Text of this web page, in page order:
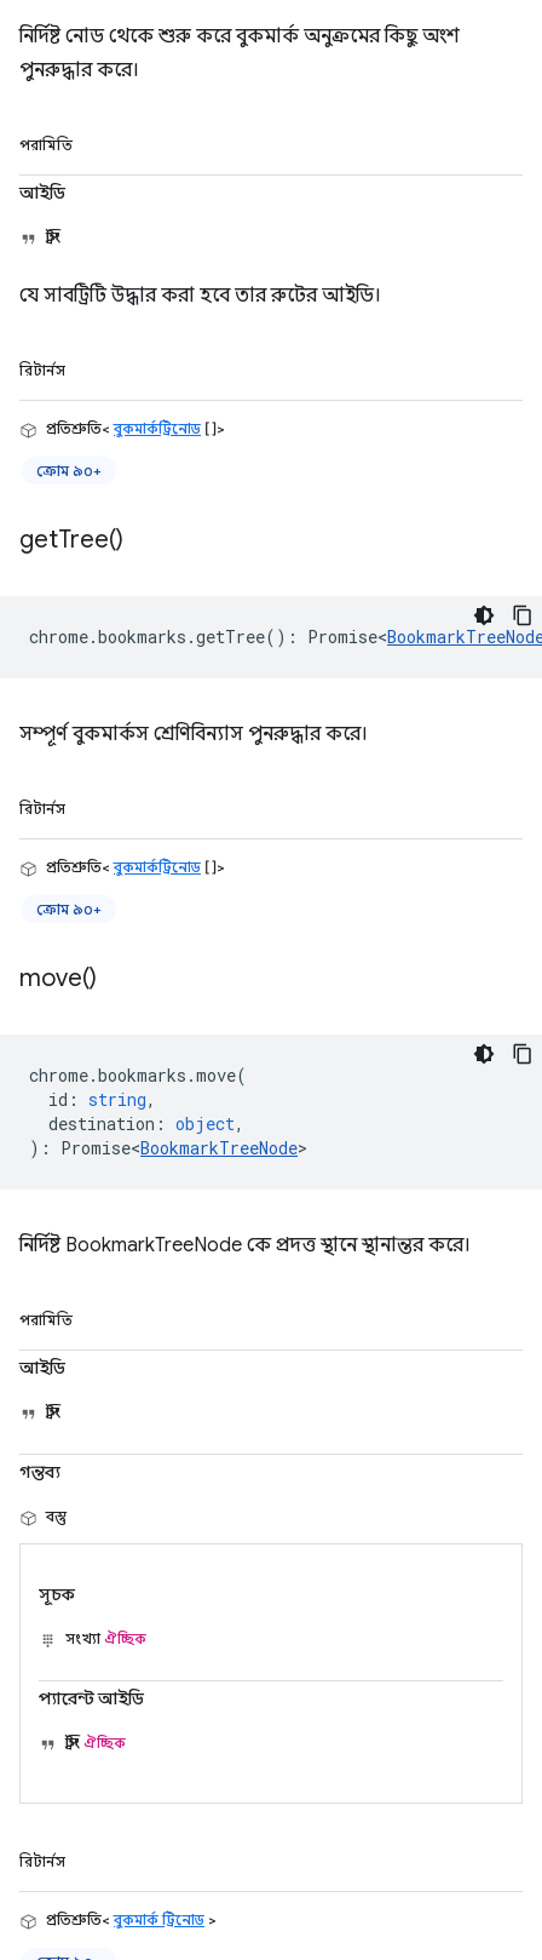
নির্দিষ্ট নোড থেকে শুরু করে বুকমার্ক অনুক্রমের কিছু অংশ
পুনরুদ্ধার করে।
পরামিতি
আইডি
স্ট্রিং
যে সাবট্রিটি উদ্ধার করা হবে তার রুটের আইডি।
রিটার্নস
প্রতিশ্রুতি<বুকমার্কট্রিনোড []>
ক্রোম ৯০+
getTree()
chrome.bookmarks .getTree() : Promise<
সম্পূর্ণ বুকমার্কস শ্রেণিবিন্যাস পুনরুদ্ধার করে।
রিটার্নস
প্রতিশ্রুতি<বুকমার্কট্রিনোড []>
ক্রোম ৯০+
move()
chrome.bookmarks .move(
id : string,
destination : object,
) : Promise<BookmarkTreeNode>
নির্দিষ্ট BookmarkTreeNode কে প্রদত্ত স্থানে স্থানান্তর করে।
পরামিতি
আইডি
স্ট্রিং
গন্তব্য
বস্তু
সূচক
সংখ্যাঐচ্ছিক
প্যারেন্ট আইডি
স্ট্রিং ঐচ্ছিক
রিটার্নস
প্রতিশ্রুতি<বুকমার্ক ট্রিনোড >